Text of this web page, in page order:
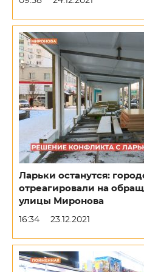
Ларьки останутся:
отреагировали на
улицы Миронова
16:34 23.12.2021